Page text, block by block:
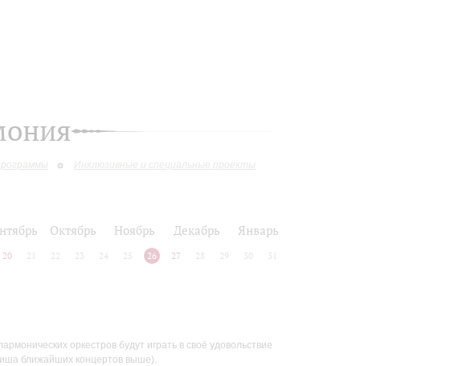
Инклюзивные и специальные проекты
Октябрь Ноябрь Декабрь Январь
20 21 22 23 24 25 26 27 28 29 30 31
оркестров будут играть в своё удовольствие
ближайших концертов выше).